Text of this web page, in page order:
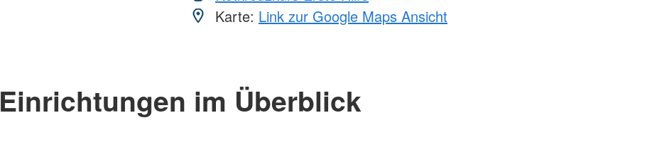
Karte: Link zur Google Maps Ansicht
Einrichtungen im Überblick